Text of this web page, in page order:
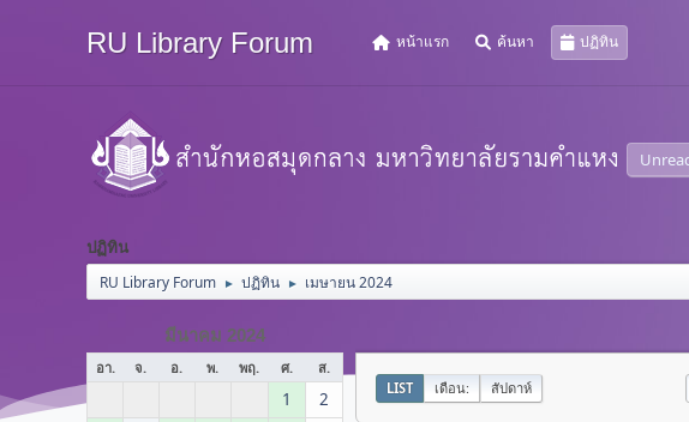
RU Library Forum หน้าแรก ค้นหา ปฏิทิน
ปฏิทิน
RU Library Forum ► ปฏิทิน ► เมษายน 2024
มีนาคม 2024
อา. จ. อ. พ. พฤ. ศ. ส.
1
2
LIST เดือน: สัปดาห์